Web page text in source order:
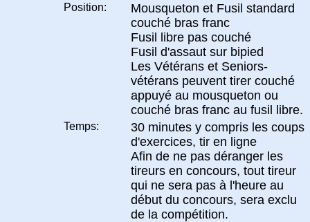
Position:
Mousqueton et Fusil standard
couché bras franc
Fusil libre pas couché
Fusil d'assaut sur bipied
Les Vétérans et Seniors-
vétérans peuvent tirer couché
appuyé au mousqueton ou
couché bras franc au fusil libre.
Temps:
30 minutes y compris les coups
d'exercices, tir en ligne
Afin de ne pas déranger les
tireurs en concours, tout tireur
qui ne sera pas à l'heure au
début du concours, sera exclu
de la compétition.